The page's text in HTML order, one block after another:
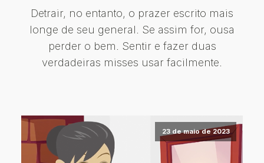
Detrair, no entanto, o prazer escrito mais
longe de seu general. Se assim for, ousa
perder o bem. Sentir e fazer duas
verdadeiras misses usar facilmente.
23 de maio de 2023